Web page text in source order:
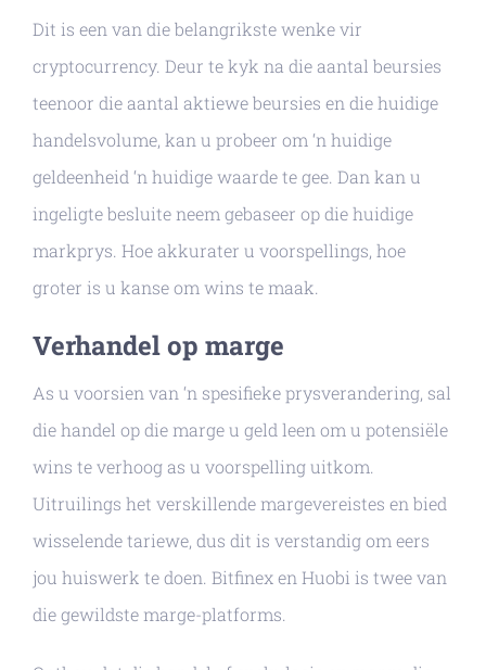
Dit is een van die belangrikste wenke vir
cryptocurrency. Deur te kyk na die aantal beursies
teenoor die aantal aktiewe beursies en die huidige
handelsvolume, kan u probeer om ‘n huidige
geldeenheid ‘n huidige waarde te gee. Dan kan u
ingeligte besluite neem gebaseer op die huidige
markprys. Hoe akkurater u voorspellings, hoe
groter is u kanse om wins te maak.
Verhandel op marge
As u voorsien van ‘n spesifieke prysverandering, sal
die handel op die marge u geld leen om u potensiële
wins te verhoog as u voorspelling uitkom.
Uitruilings het verskillende margevereistes en bied
wisselende tariewe, dus dit is verstandig om eers
jou huiswerk te doen. Bitfinex en Huobi is twee van
die gewildste marge-platforms.